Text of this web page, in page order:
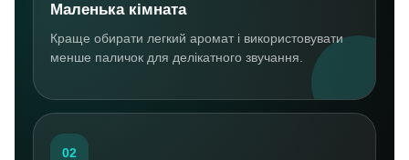
Маленька кімната
Краще обирати легкий аромат і використовувати
менше паличок для делікатного звучання.
02